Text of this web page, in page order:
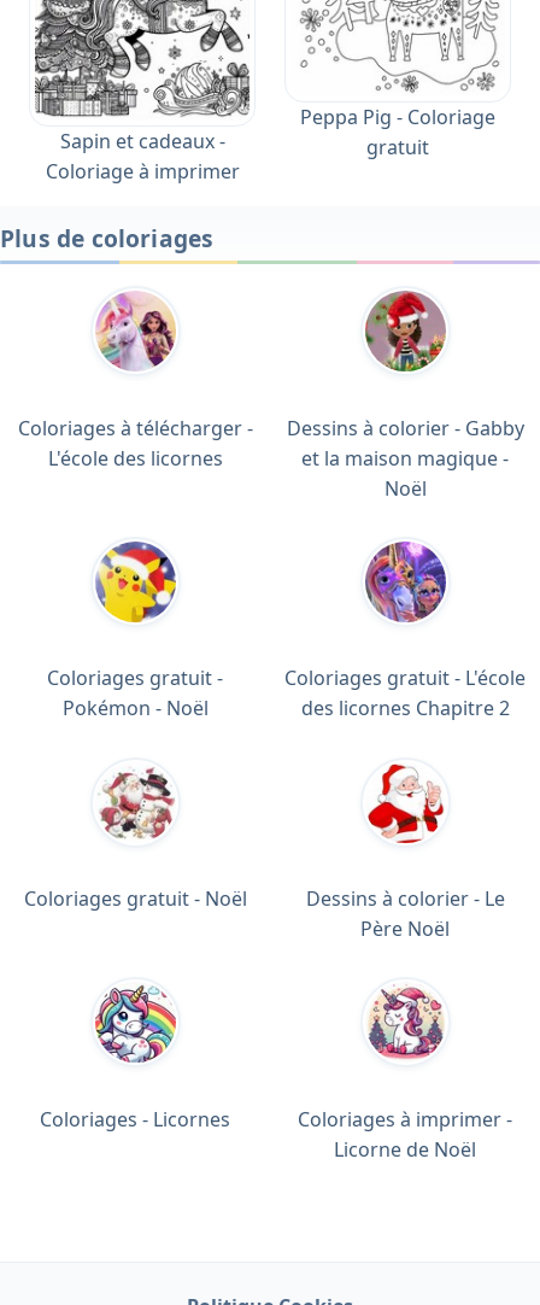
Sapin et cadeaux -
Coloriage à imprimer
Peppa Pig - Coloriage
gratuit
Plus de coloriages
Coloriages à télécharger -
L'école des licornes
Dessins à colorier - Gabby
et la maison magique -
Noël
Coloriages gratuit -
Pokémon - Noël
Coloriages gratuit - L'école
des licornes Chapitre 2
Coloriages gratuit - Noël
Dessins à colorier - Le
Père Noël
Coloriages - Licornes
Coloriages à imprimer -
Licorne de Noël